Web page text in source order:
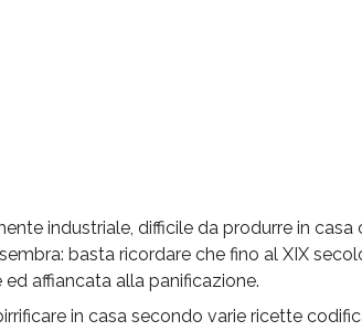
industriale, difficile da produrre in
basta ricordare che fino al XIX
affiancata alla panificazione.
in casa secondo varie ricette